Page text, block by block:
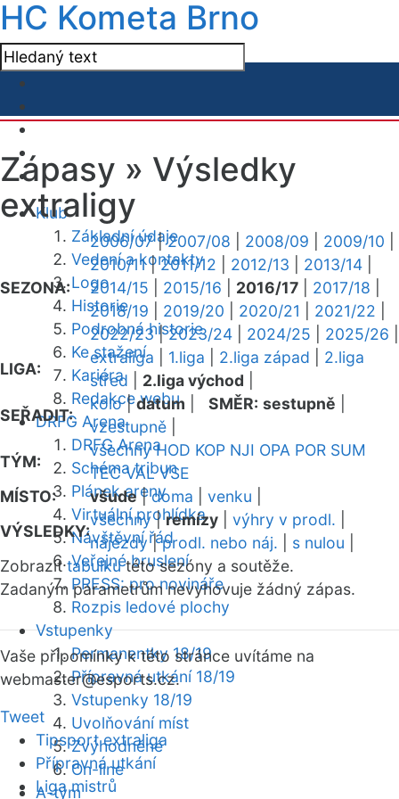
HC Kometa Brno
Klub
Základní údaje
Vedení a kontakty
Logo
Historie
Podrobná historie
Ke stažení
Kariéra
Redakce webu
DRFG Arena
DRFG Arena
Schéma tribun
Plánek areny
Virtuální prohlídka
Návštěvní řád
Veřejné bruslení
PRESS: pro novináře
Rozpis ledové plochy
Vstupenky
Permanentky 18/19
Přípravná utkání 18/19
Vstupenky 18/19
Uvolňování míst
Zvýhodněné
On-line
A-tým
Zápasy » Výsledky
extraligy
SEZONA:
2006/07|2007/08 2008/09 2009/10
2010/11|2011/12 2012/13 2013/14
2014/15
2015/16 2016/17 2017/18
2018/19
2019/20 2020/21 2021/22
2022/23|2023/24 2024/25 2025/26
LIGA:
extraliga 1.liga 2.liga západ
2.liga
střed
2.liga východ
SEŘADIT:
kolo|datum SMĚR: sestupně
vzestupně
TÝM:
všechny HOD KOP NJI OPA POR SUM
TEC VAL VSE
MÍSTO:
všude|doma venku
VÝSLEDKY:
všechny|remízy výhry v prodl.
nájezdy|prodl. nebo náj. s nulou
Zobrazittabulkutéto sezóny a soutěže.
Zadaným parametrům nevyhovuje žádný zápas.
Vaše připomínky k této stránce uvítáme na
webmaster@esports.cz.
Tweet
Tipsport extraliga
Přípravná utkání
Liga mistrů